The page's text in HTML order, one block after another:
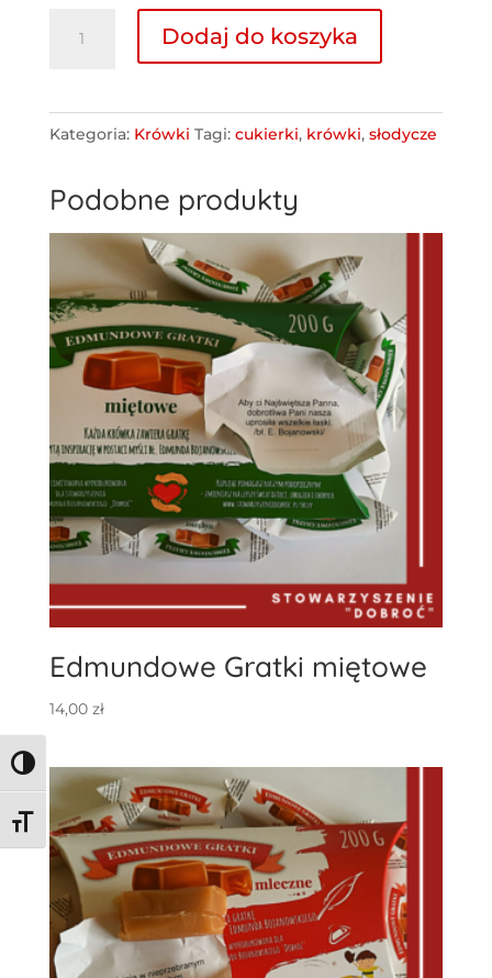
Toggle High Contrast
Toggle Font size
z
kakao
Dodaj do koszyka
Kategoria: Krówki Tagi: cukierki, krówki, słodycze
Podobne produkty
Edmundowe Gratki miętowe
14,00 zł